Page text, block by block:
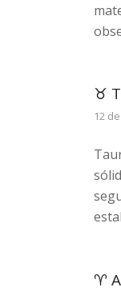
♉
12
♈